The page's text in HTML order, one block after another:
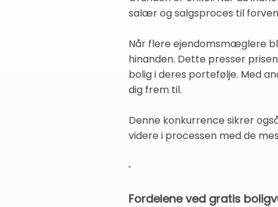
salær og salgsproces til
Når flere ejendomsmæglere
hinanden. Dette presser
bolig i deres portefølje. Med
dig frem til.
Denne konkurrence sikrer
videre i processen med de
Fordelene ved gratis